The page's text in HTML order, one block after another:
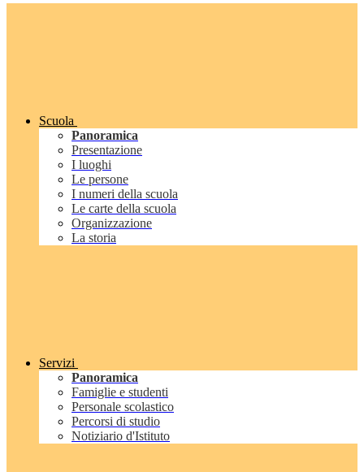
Scuola
Panoramica
Presentazione
I luoghi
Le persone
I numeri della scuola
Le carte della scuola
Organizzazione
La storia
Servizi
Panoramica
Famiglie e studenti
Personale scolastico
Percorsi di studio
Notiziario d'Istituto